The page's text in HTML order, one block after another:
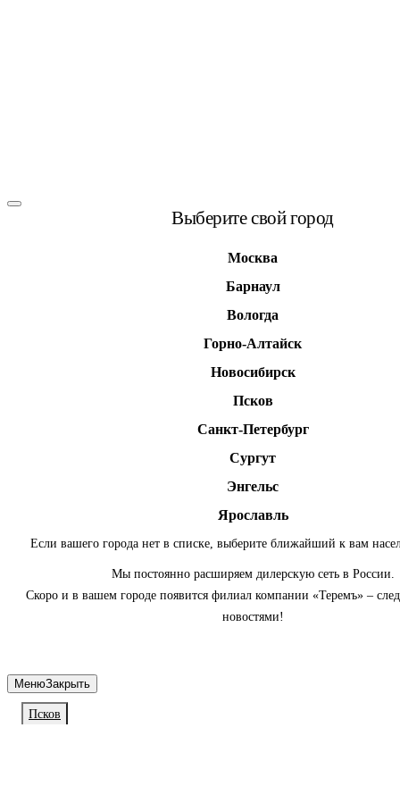
Выберите свой город
Москва
Барнаул
Вологда
Горно-Алтайск
Новосибирск
Псков
Санкт-Петербург
Сургут
Энгельс
Ярославль
Если вашего города нет в списке, выберите ближайший к вам
Мы постоянно расширяем дилерскую сеть в России.
Скоро и в вашем городе появится филиал компании «Теремъ» –
новостями!
Псков
МенюЗакрыть